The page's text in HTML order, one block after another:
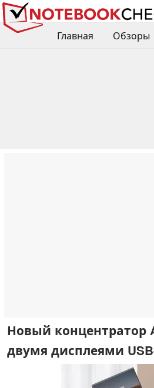
Главная Обзоры
Новый концентратор
двумя дисплеями